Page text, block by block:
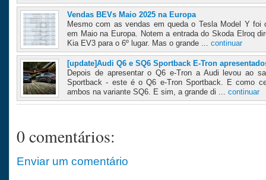
Vendas BEVs Maio 2025 na Europa
Mesmo com as vendas em queda o Tesla Model Y foi
em Maio na Europa. Notem a entrada do Skoda Elroq
Kia EV3 para o 6º lugar. Mas o grande ... continuar
[update]Audi Q6 e SQ6 Sportback E-Tron
Depois de apresentar o Q6 e-Tron a Audi levou ao
Sportback - este é o Q6 e-Tron Sportback. E como
ambos na variante SQ6. E sim, a grande di ... continuar
0 comentários:
Enviar um comentário